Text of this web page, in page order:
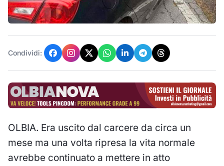
Condividi:
OLBIA. Era uscito dal carcere da circa un
mese ma una volta ripresa la vita normale
avrebbe continuato a mettere in atto